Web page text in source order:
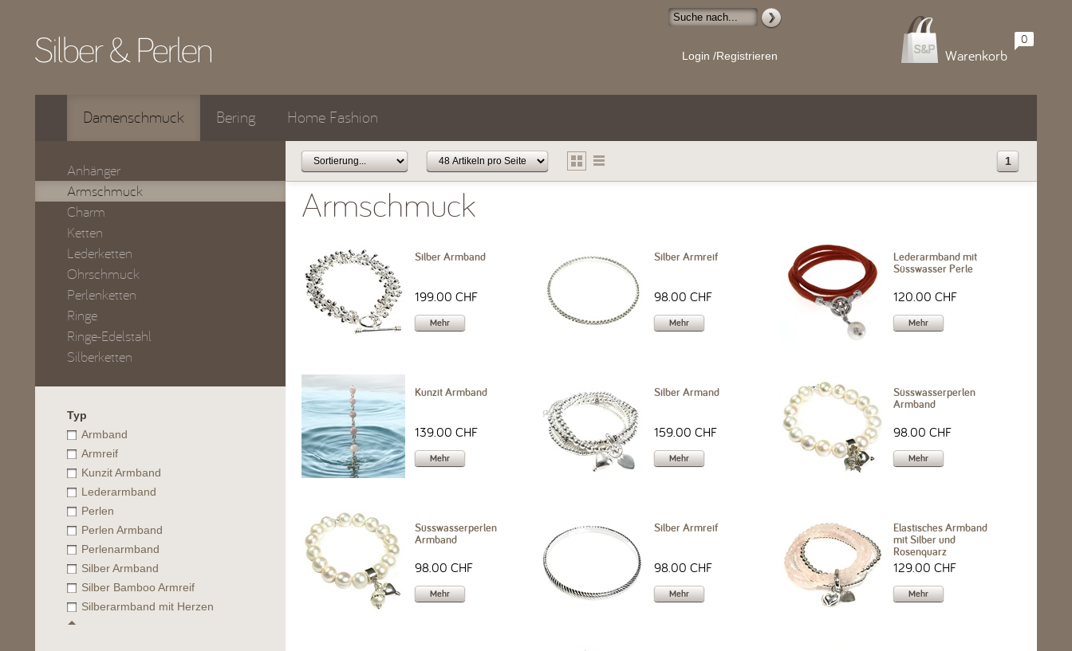
Login /Registrieren Warenkorb
0
Damenschmuck Bering Home Fashion
Anhänger
Armschmuck
Charm
Ketten
Lederketten
Ohrschmuck
Perlenketten
Ringe
Ringe-Edelstahl
Silberketten
Typ
Armband
Armreif
Kunzit Armband
Lederarmband
Perlen
Perlen Armband
Perlenarmband
Silber Armband
Silber Bamboo Armreif
Silberarmband mit Herzen
1
Armschmuck
Silber Armband
199.00 CHF
Mehr
Silber Armreif
98.00 CHF
Mehr
Lederarmband mit
Süsswasser Perle
120.00 CHF
Mehr
Kunzit Armband
139.00 CHF
Mehr
Silber Armand
159.00 CHF
Mehr
Süsswasserperlen
Armband
98.00 CHF
Mehr
Süsswasserperlen
Armband
98.00 CHF
Mehr
Silber Armreif
98.00 CHF
Mehr
Elastisches Armband
mit Silber und
Rosenquarz
129.00 CHF
Mehr